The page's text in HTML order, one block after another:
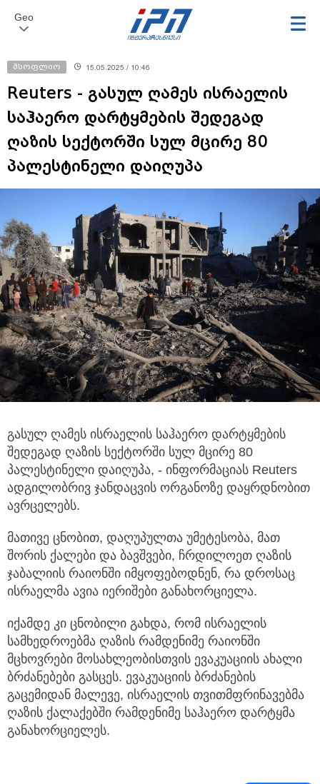
Geo
მსოფლიო 15.05.2025 / 10:46
Reuters - გასულ ღამეს ისრაელის
საჰაერო დარტყმების შედეგად
ღაზის სექტორში სულ მცირე 80
პალესტინელი დაიღუპა
გასულ ღამეს ისრაელის საჰაერო დარტყმების
შედეგად ღაზის სექტორში სულ მცირე 80
პალესტინელი დაიღუპა, - ინფორმაციას Reuters
ადგილობრივ ჯანდაცვის ორგანოზე დაყრდნობით
ავრცელებს.
მათივე ცნობით, დაღუპულთა უმეტესობა, მათ
შორის ქალები და ბავშვები, ჩრდილოეთ ღაზის
ჯაბალიის რაიონში იმყოფებოდნენ, რა დროსაც
ისრაელმა ავია იერიშები განახორციელა.
იქამდე კი ცნობილი გახდა, რომ ისრაელის
სამხედროებმა ღაზის რამდენიმე რაიონში
მცხოვრები მოსახლეობისთვის ევაკუაციის ახალი
ბრძანებები გასცეს. ევაკუაციის ბრძანების
გაცემიდან მალევე, ისრაელის თვითმფრინავებმა
ღაზის ქალაქებში რამდენიმე საჰაერო დარტყმა
განახორციელეს.